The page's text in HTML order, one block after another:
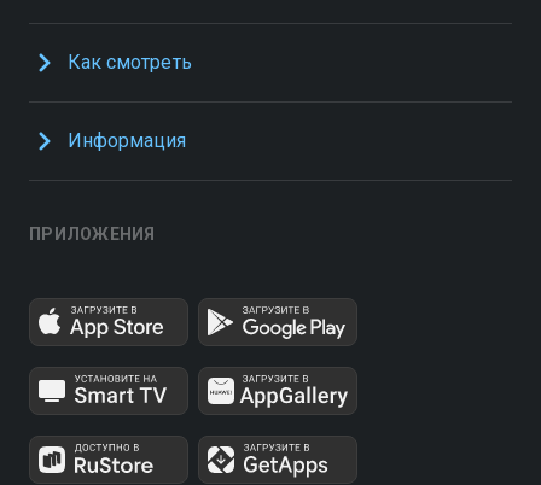
Как смотреть
Информация
ПРИЛОЖЕНИЯ